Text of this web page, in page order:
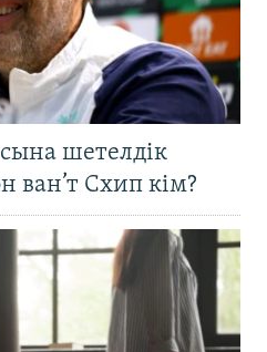
шетелдік
ван’т Схип кім?